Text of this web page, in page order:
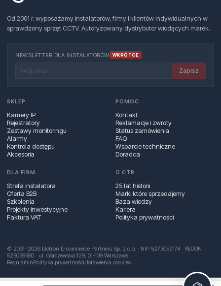
Od 2001 r. wyposażamy instalatorów, firmy i klientów indywidualnych w
sprawdzony sprzęt CCTV. Autoryzowany dystrybutor wiodących marek.
NEWSLETTER DLA INSTALATORÓW WKRÓTCE
Zapisz
SKLEP
Kamery IP
Rejestratory
Zestawy monitoringu
Alarmy
Kontrola dostępu
Akcesoria
POMOC
Kontakt
Reklamacje i zwroty
Status zamówienia
FAQ
Wsparcie techniczne
Doradca
DLA FIRM
Strefa instalatora
Oferta B2B
Szkolenia
Projekty inwestycyjne
Faktura VAT
O CTR
25 lat historii
Marki które sprzedajemy
Baza wiedzy
Kariera
Polityka prywatności
© 2001–2026 Elctron E-commerce Partners Sp. z o.o. · NIP 5273052174 · REGON
525059580 · ul. Górczewska 129, 01‑109 Warszawa
RegulaminPolityka prywatnościUstawienia cookies